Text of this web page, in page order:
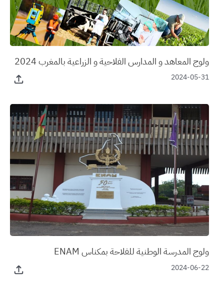
ولوج المعاهد و المدارس الفلاحية و الزراعية بالمغرب 2024
2024-05-31
ولوج المدرسة الوطنية للفلاحة بمكناس ENAM
2024-06-22